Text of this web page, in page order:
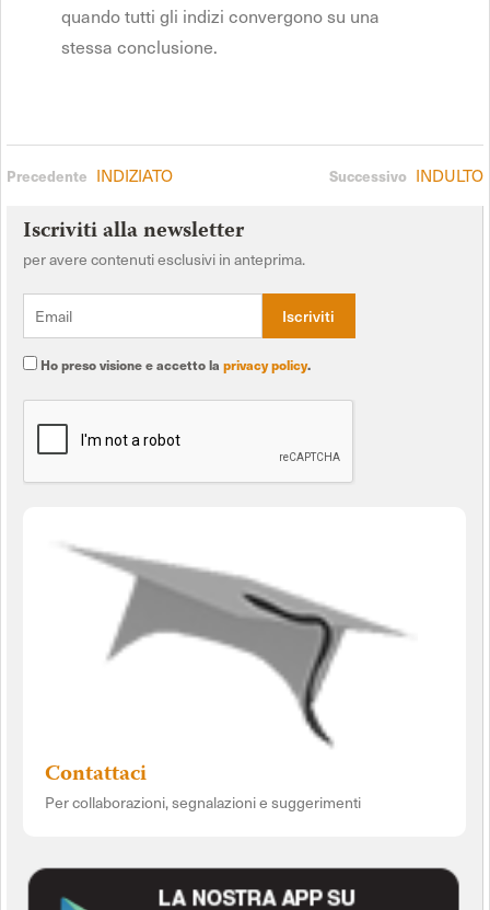
quando tutti gli indizi convergono su una
stessa conclusione.
Precedente INDIZIATO Successivo INDULTO
Iscriviti alla newsletter
per avere contenuti esclusivi in anteprima.
Ho preso visione e accetto la privacy policy.
Contattaci
Per collaborazioni, segnalazioni e suggerimenti